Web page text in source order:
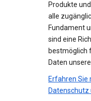
Produkte
alle
Fundament
sind eine
bestmöglich
Daten
Erfahren Sie
Datenschutz